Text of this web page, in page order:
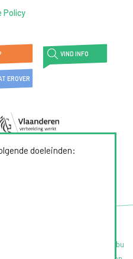
Policy
VIND INFO
EROVER
in Leuven
Powered by Nimbu
doeleinden: